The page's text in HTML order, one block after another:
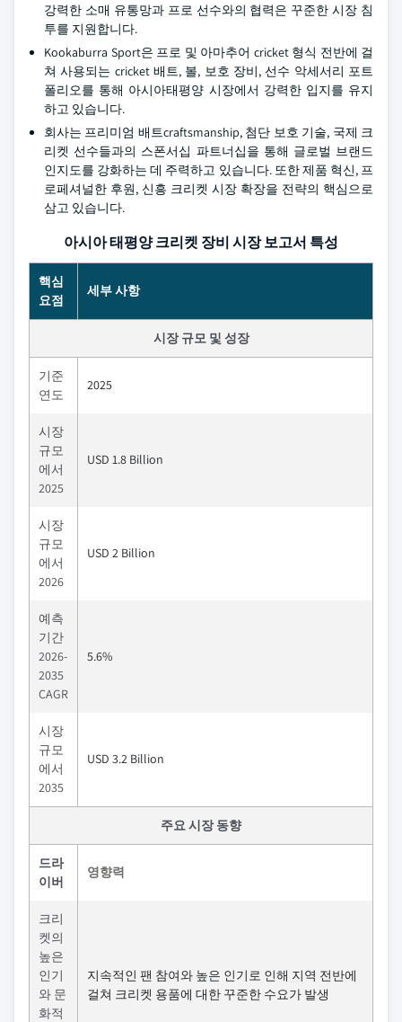
강력한 소매 유통망과 프로 선수와의 협력은 꾸준한 시장 침
투를 지원합니다.
Kookaburra Sport은 프로 및 아마추어 cricket 형식 전반에 걸
쳐 사용되는 cricket 배트, 볼, 보호 장비, 선수 악세서리 포트
폴리오를 통해 아시아태평양 시장에서 강력한 입지를 유지
하고 있습니다.
회사는 프리미엄 배트craftsmanship, 첨단 보호 기술, 국제 크
리켓 선수들과의 스폰서십 파트너십을 통해 글로벌 브랜드
인지도를 강화하는 데 주력하고 있습니다. 또한 제품 혁신, 프
로페셔널한 후원, 신흥 크리켓 시장 확장을 전략의 핵심으로
삼고 있습니다.
아시아 태평양 크리켓 장비 시장 보고서 특성
핵심
요점
세부 사항
시장 규모 및 성장
기준
연도
2025
시장
규모
에서
2025
USD 1.8 Billion
시장
규모
에서
2026
USD 2 Billion
예측
기간
2026-
2035
CAGR
5.6%
시장
규모
에서
2035
USD 3.2 Billion
주요 시장 동향
드라
이버
영향력
크리
켓의
높은
인기
와 문
화적
지속적인 팬 참여와 높은 인기로 인해 지역 전반에
걸쳐 크리켓 용품에 대한 꾸준한 수요가 발생